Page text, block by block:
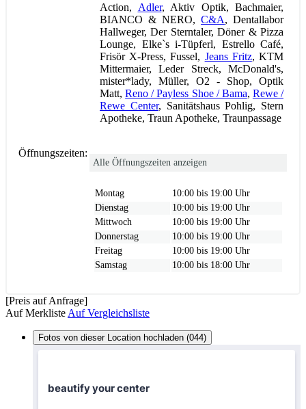
Action, Adler, Aktiv Optik, Bachmaier,
BIANCO & NERO, C&A, Dentallabor
Hallweger, Der Sterntaler, Döner & Pizza
Lounge, Elke`s i-Tüpferl, Estrello Café,
Frisör X-Press, Fussel, Jeans Fritz, KTM
Mittermaier, Leder Streck, McDonald's,
mister*lady, Müller, O2 - Shop, Optik
Matt,Reno / Payless Shoe / Bama, Rewe /
Rewe Center, Sanitätshaus Pohlig, Stern
Apotheke, Traun Apotheke, Traunpassage
Öffnungszeiten:
Alle Öffnungszeiten anzeigen
Montag
10:00 bis 19:00 Uhr
Dienstag
10:00 bis 19:00 Uhr
Mittwoch
10:00 bis 19:00 Uhr
Donnerstag
10:00 bis 19:00 Uhr
Freitag
10:00 bis 19:00 Uhr
Samstag
10:00 bis 18:00 Uhr
[Preis auf Anfrage]
Auf Merkliste Auf Vergleichsliste
Fotos von dieser Location hochladen (044)